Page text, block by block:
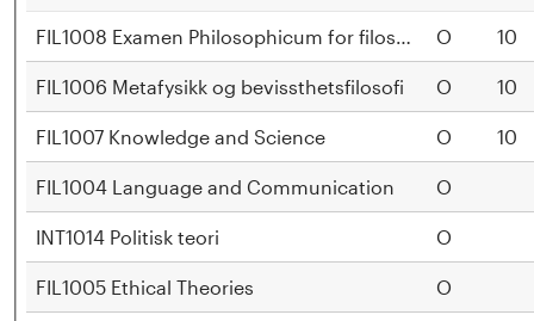
FIL1008 Examen Philosophicum for filosofi, politikk og
O 10
FIL1006 Metafysikk og bevissthetsfilosofi O 10
FIL1007 Knowledge and Science O 10
FIL1004 Language and Communication O
INT1014 Politisk teori O
FIL1005 Ethical Theories O